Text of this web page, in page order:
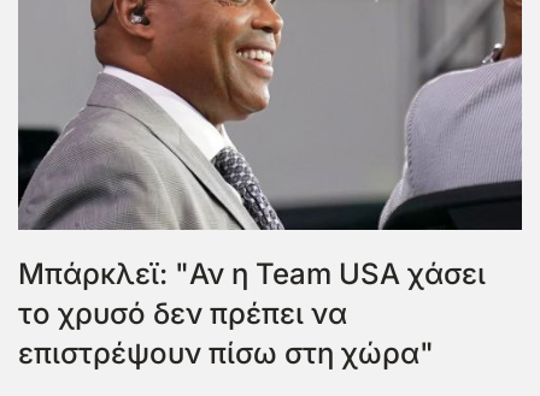
Μπάρκλεϊ: "Αν η Team USA χάσει
το χρυσό δεν πρέπει να
επιστρέψουν πίσω στη χώρα"